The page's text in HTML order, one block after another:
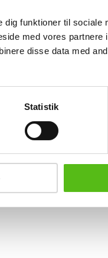
funktioner til sociale
med vores partnere
disse data med
Statistik
with a hidden mortise lock